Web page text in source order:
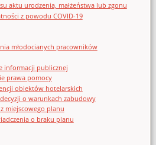
aktu urodzenia, małżeństwa lub zgonu
z powodu COVID-19
młodocianych pracowników
informacji publicznej
prawa pomocy
obiektów hotelarskich
o warunkach zabudowy
miejscowego planu
o braku planu